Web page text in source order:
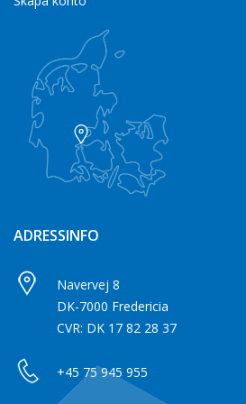
ADRESSINFO
Navervej 8
DK-7000 Fredericia
CVR: DK 17 82 28 37
+45 75 945 955